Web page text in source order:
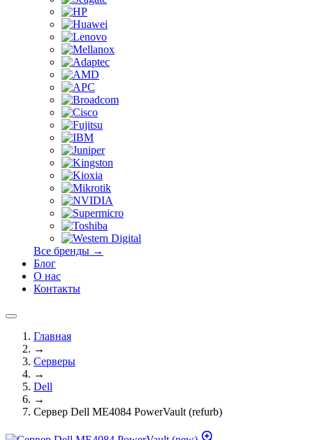
Все бренды →
Блог
О нас
Контакты
Главная
→
Серверы
→
Dell
→
Сервер Dell ME4084 PowerVault (refurb)